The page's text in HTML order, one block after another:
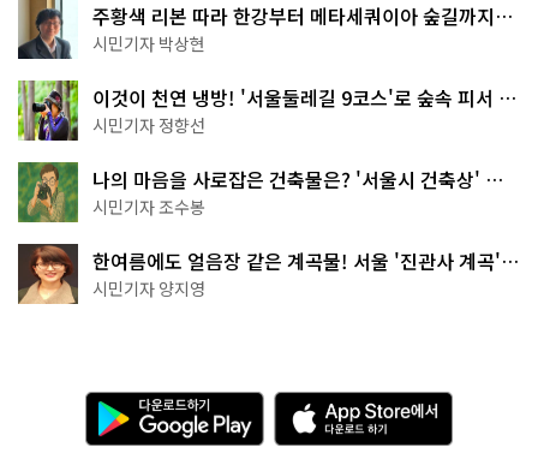
주황색 리본 따라 한강부터 메타세쿼이아 숲길까지…
서울둘레길 15코스
시민기자 박상현
이것이 천연 냉방! '서울둘레길 9코스'로 숲속 피서 떠
나볼까
시민기자 정향선
나의 마음을 사로잡은 건축물은? '서울시 건축상' 수
상작 공개!
시민기자 조수봉
한여름에도 얼음장 같은 계곡물! 서울 '진관사 계곡'이
천국이네~
시민기자 양지영
다
운
로
A
p
p